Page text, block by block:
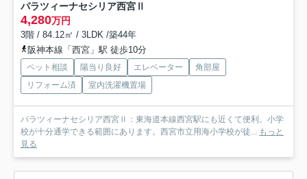
パラツィーナセシリア西宮Ⅱ
4,280万円
3階 / 84.12㎡ / 3LDK /築44年
阪神本線「西宮」駅 徒歩10分
ペット相談 陽当り良好 エレベーター
角部屋
リフォーム済
室内洗濯機置場
パラツィーナセシリア西宮Ⅱ：東海道本線西宮駅にも近くて便利。小学
校が十分通学できる範囲にあります。西宮市立用海小学校が徒... もっと
見る